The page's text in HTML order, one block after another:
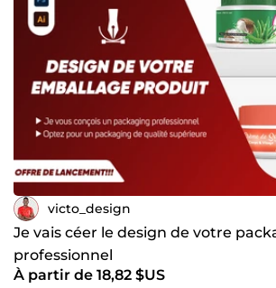
victo_design
Je vais céer le design de votre
professionnel
À partir de 18,82 $US